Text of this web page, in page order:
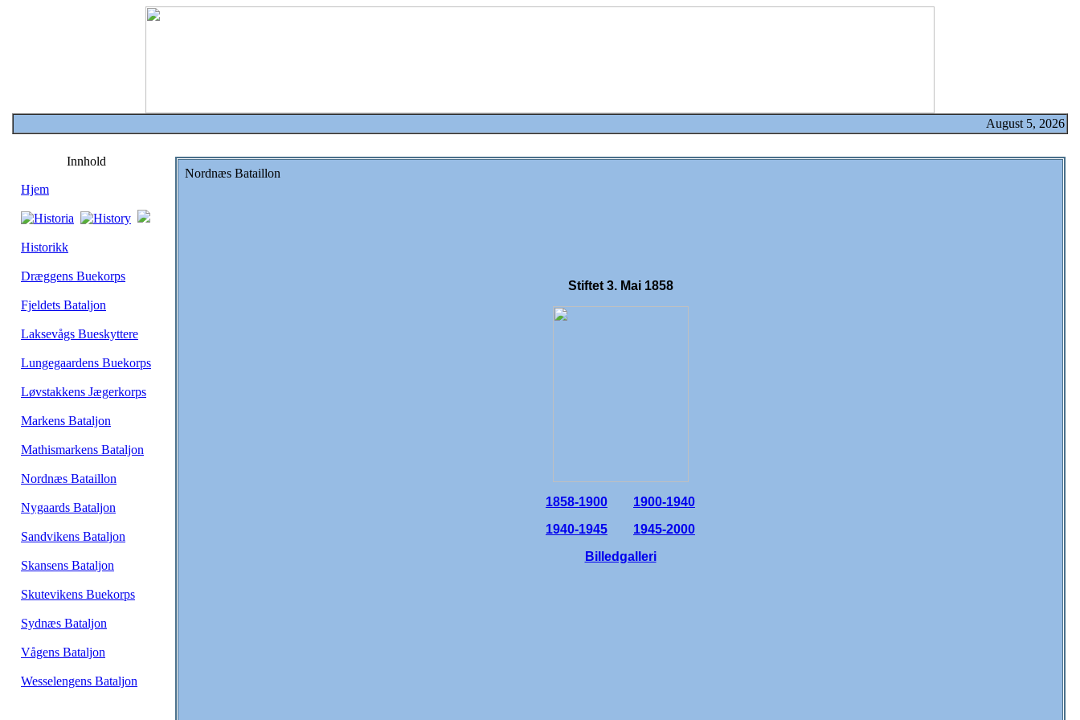
August 5, 2026
Innhold
Hjem
Historikk
Dræggens Buekorps
Fjeldets Bataljon
Laksevågs Bueskyttere
Lungegaardens Buekorps
Løvstakkens Jægerkorps
Markens Bataljon
Mathismarkens Bataljon
Nordnæs Bataillon
Nygaards Bataljon
Sandvikens Bataljon
Skansens Bataljon
Skutevikens Buekorps
Sydnæs Bataljon
Vågens Bataljon
Wesselengens Bataljon
Nordnæs Bataillon
Stiftet 3. Mai 1858
1858-1900
1900-1940
1940-1945
1945-2000
Billedgalleri